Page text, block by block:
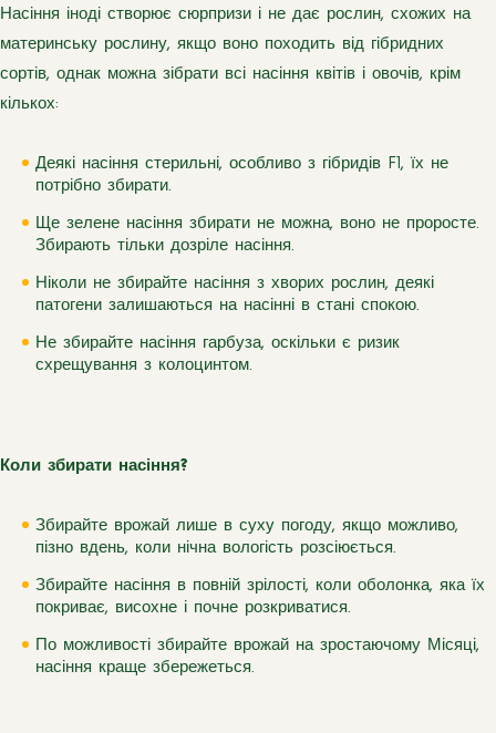
Насіння іноді створює сюрпризи і не дає рослин, схожих на
материнську рослину, якщо воно походить від гібридних
сортів, однак можна зібрати всі насіння квітів і овочів, крім
кількох:
Деякі насіння стерильні, особливо з гібридів F1, їх не
потрібно збирати.
Ще зелене насіння збирати не можна, воно не проросте.
Збирають тільки дозріле насіння.
Ніколи не збирайте насіння з хворих рослин, деякі
патогени залишаються на насінні в стані спокою.
Не збирайте насіння гарбуза, оскільки є ризик
схрещування з колоцинтом.
Коли збирати насіння?
Збирайте врожай лише в суху погоду, якщо можливо,
пізно вдень, коли нічна вологість розсіюється.
Збирайте насіння в повній зрілості, коли оболонка, яка їх
покриває, висохне і почне розкриватися.
По можливості збирайте врожай на зростаючому Місяці,
насіння краще збережеться.